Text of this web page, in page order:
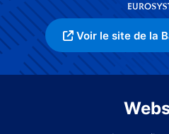
Voir le site de la